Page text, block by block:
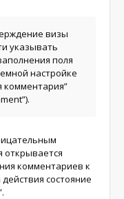
визы
указывать
поля
настройке
комментария”
открывается
комментариев к
состояние